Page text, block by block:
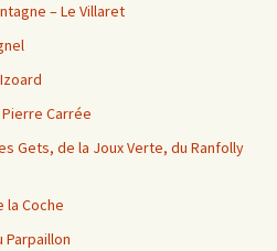
– Le Villaret
Carrée
Gets, de la Joux Verte, du Ranfolly
la Coche
Parpaillon